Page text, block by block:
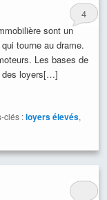
4
sont un
tourne au drame.
Les bases de
des loyers[…]
clés :loyers élevés,